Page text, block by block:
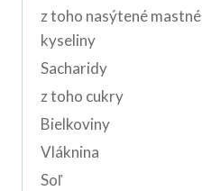
z toho nasýtené mastné
kyseliny
Sacharidy
z toho cukry
Bielkoviny
Vláknina
Soľ